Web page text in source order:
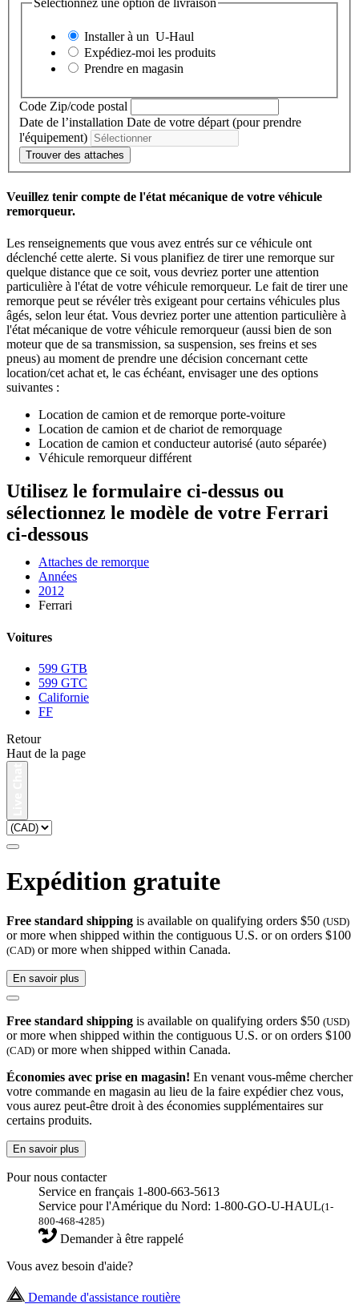
Sélectionnez une option de livraison
Installer à un U-Haul
Expédiez-moi les produits
Prendre en magasin
Code Zip/code postal
Date de l’installation Date de votre départ (pour prendre
l'équipement)
Trouver des attaches
Veuillez tenir compte de l'état mécanique de votre véhicule
remorqueur.
Les renseignements que vous avez entrés sur ce véhicule ont
déclenché cette alerte. Si vous planifiez de tirer une remorque sur
quelque distance que ce soit, vous devriez porter une attention
particulière à l'état de votre véhicule remorqueur. Le fait de tirer une
remorque peut se révéler très exigeant pour certains véhicules plus
âgés, selon leur état. Vous devriez porter une attention particulière à
l'état mécanique de votre véhicule remorqueur (aussi bien de son
moteur que de sa transmission, sa suspension, ses freins et ses
pneus) au moment de prendre une décision concernant cette
location/cet achat et, le cas échéant, envisager une des options
suivantes :
Location de camion et de remorque porte-voiture
Location de camion et de chariot de remorquage
Location de camion et conducteur autorisé (auto séparée)
Véhicule remorqueur différent
Utilisez le formulaire ci-dessus ou
sélectionnez le modèle de votre Ferrari
ci-dessous
Attaches de remorque
Années
2012
Ferrari
Voitures
599 GTB
599 GTC
Californie
FF
Retour
Haut de la page
Expédition gratuite
Free standard shipping is available on qualifying orders $50 (USD)
or more when shipped within the contiguous U.S. or on orders $100
(CAD) or more when shipped within Canada.
En savoir plus
Free standard shipping is available on qualifying orders $50 (USD)
or more when shipped within the contiguous U.S. or on orders $100
(CAD) or more when shipped within Canada.
Économies avec prise en magasin! En venant vous-même chercher
votre commande en magasin au lieu de la faire expédier chez vous,
vous aurez peut-être droit à des économies supplémentaires sur
certains produits.
En savoir plus
Pour nous contacter
Service en français 1-800-663-5613
Service pour l'Amérique du Nord: 1-800-GO-U-HAUL(1-
800-468-4285)
Demander à être rappelé
Vous avez besoin d'aide?
Demande d'assistance routière